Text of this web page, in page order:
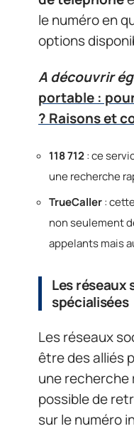
le numéro en
options
A découvrir
portable :
? Raisons et
118 712: ce
une recherche
TrueCaller:
non seulement
appelants mais
Les
spécialisées
Les réseaux
être des alliés
une recherche
possible de
sur le numéro